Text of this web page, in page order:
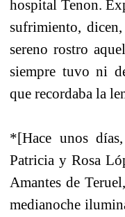
hospital Tenon.
sufrimiento,
sereno rostro
siempre tuvo ni
que recordaba la
*[Hace unos
Patricia y Rosa
Amantes de
medianoche